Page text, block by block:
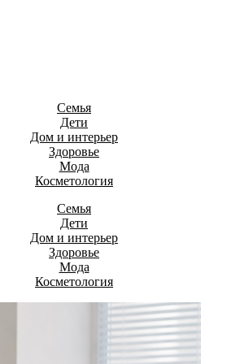
Семья
Дети
Дом и интерьер
Здоровье
Мода
Косметология
Семья
Дети
Дом и интерьер
Здоровье
Мода
Косметология